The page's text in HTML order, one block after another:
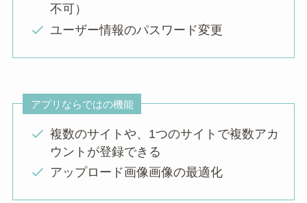
不可）
ユーザー情報のパスワード変更
アプリならではの機能
複数のサイトや、1つのサイトで複数アカ
ウントが登録できる
アップロード画像画像の最適化